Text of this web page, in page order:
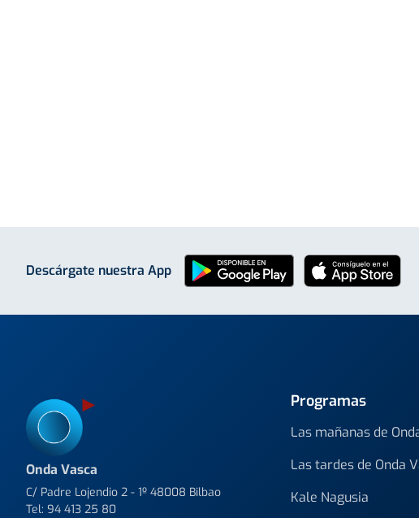
Descárgate nuestra App
Programas
Las mañanas de
Las tardes de Onda
Kale Nagusia
Onda Vasca
C/ Padre Lojendio 2 - 1º 48008 Bilbao
Tel: 94 413 25 80